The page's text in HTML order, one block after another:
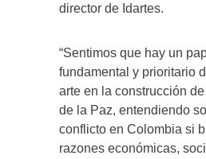
director de Idartes.
“Sentimos que hay un
fundamental y prioritario
arte en la construcción
de la Paz, entendiendo
conflicto en Colombia si
razones económicas,